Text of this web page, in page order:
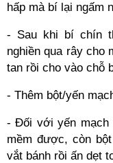
hấp mà bí lại ngấm
- Sau khi bí chín
nghiền qua rây cho
tan rồi cho vào chỗ
- Thêm bột/yến
- Đối với yến mạch
mềm được, còn
vắt bánh rồi ấn dẹt